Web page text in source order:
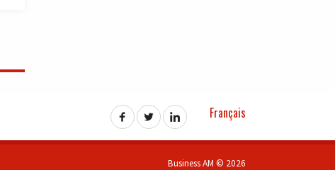
Français
Business AM © 2026